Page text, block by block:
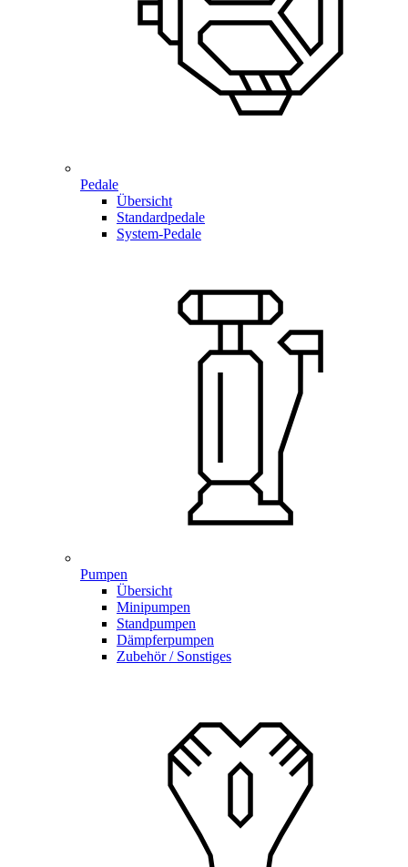
Pedale
Übersicht
Standardpedale
System-Pedale
Pumpen
Übersicht
Minipumpen
Standpumpen
Dämpferpumpen
Zubehör / Sonstiges